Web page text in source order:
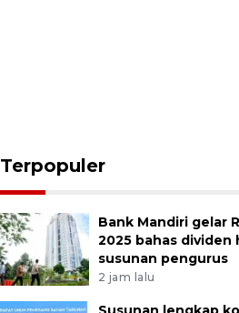
Terpopuler
Bank Mandiri gelar
2025 bahas dividen
susunan pengurus
2 jam lalu